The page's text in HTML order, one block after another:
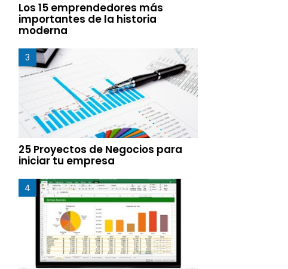
Los 15 emprendedores más
importantes de la historia
moderna
25 Proyectos de Negocios para
iniciar tu empresa